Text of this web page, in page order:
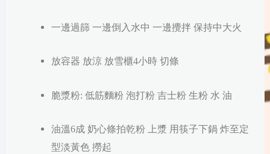
一邊過篩 一邊倒入水中 一邊攪拌 保持中大火
放容器 放涼 放雪櫃4小時 切條
脆漿粉: 低筋麵粉 泡打粉 吉士粉 生粉 水 油
油溫6成 奶心條拍乾粉 上漿 用筷子下鍋 炸至定
型淡黃色 撈起